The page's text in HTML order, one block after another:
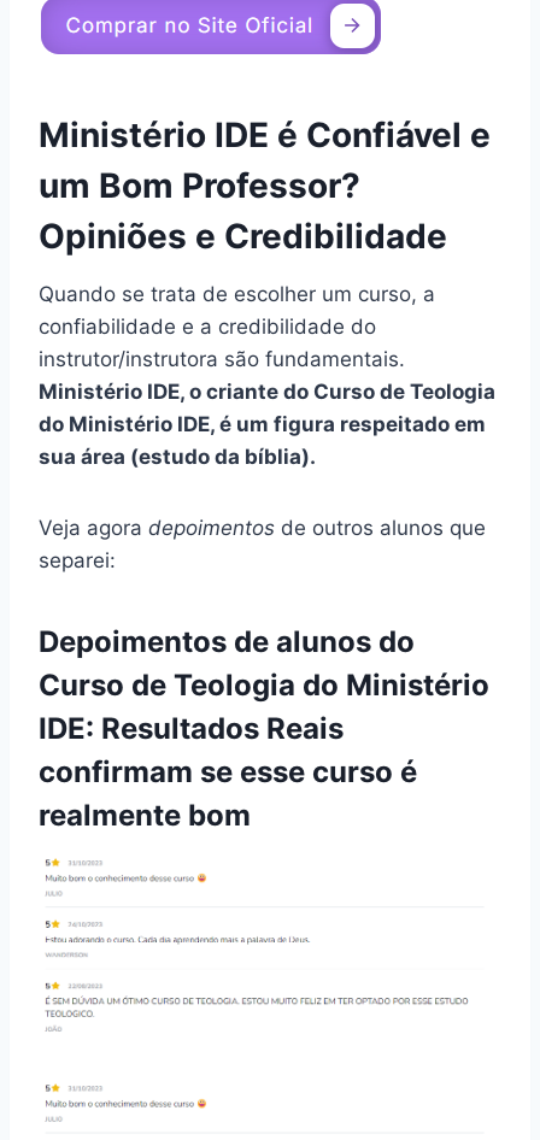
Ministério IDE é Confiável e
um Bom Professor?
Opiniões e Credibilidade
Quando se trata de escolher um curso, a
confiabilidade e a credibilidade do
instrutor/instrutora são fundamentais.
Ministério IDE, o criante do Curso de Teologia
do Ministério IDE, é um figura respeitado em
sua área (estudo da bíblia).
Veja agora depoimentos de outros alunos que
separei:
Depoimentos de alunos do
Curso de Teologia do Ministério
IDE: Resultados Reais
confirmam se esse curso é
realmente bom